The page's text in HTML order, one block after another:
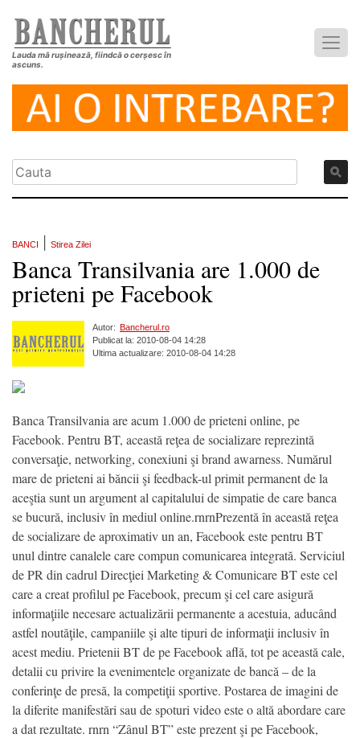
Lauda mă rușinează, fiindcă o cerșesc în
ascuns.
BANCI Stirea Zilei
Banca Transilvania are 1.000 de
prieteni pe Facebook
Autor: Bancherul.ro
Publicat la: 2010-08-04 14:28
Ultima actualizare: 2010-08-04 14:28
Banca Transilvania are acum 1.000 de prieteni online, pe
Facebook. Pentru BT, această reţea de socializare reprezintă
conversaţie, networking, conexiuni şi brand awarness. Numărul
mare de prieteni ai băncii şi feedback-ul primit permanent de la
aceştia sunt un argument al capitalului de simpatie de care banca
se bucură, inclusiv în mediul online.rnrnPrezentă în această reţea
de socializare de aproximativ un an, Facebook este pentru BT
unul dintre canalele care compun comunicarea integrată. Serviciul
de PR din cadrul Direcţiei Marketing & Comunicare BT este cel
care a creat profilul pe Facebook, precum şi cel care asigură
informaţiile necesare actualizării permanente a acestuia, aducând
astfel noutăţile, campaniile şi alte tipuri de informaţii inclusiv în
acest mediu. Prietenii BT de pe Facebook află, tot pe această cale,
detalii cu privire la evenimentele organizate de bancă – de la
conferinţe de presă, la competiţii sportive. Postarea de imagini de
la diferite manifestări sau de spoturi video este o altă abordare care
a dat rezultate. rnrn “Zânul BT” este prezent şi pe Facebook,